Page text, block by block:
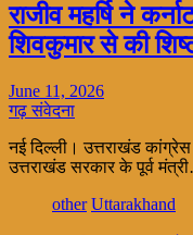
राजीव महर्षि ने
शिवकुमार से की
June 11, 2026
गढ़ संवेदना
नई दिल्ली। उत्तराखंड
उत्तराखंड सरकार के पूर्व
other Uttarakhand